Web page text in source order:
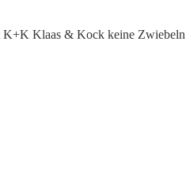
Klaas & Kock keine Zwiebeln